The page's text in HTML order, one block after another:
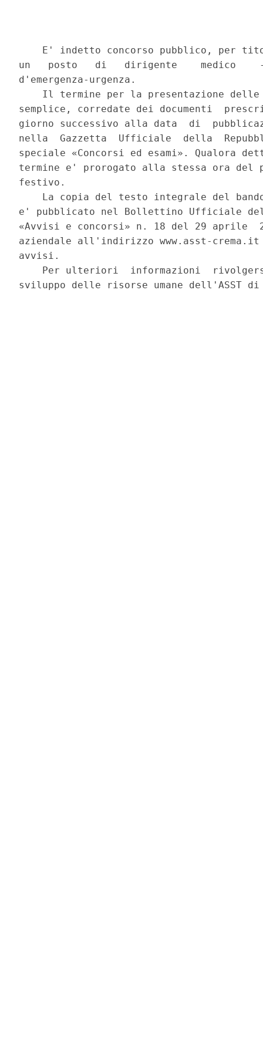
E' indetto concorso pubblico, per
un   posto   di   dirigente    medico
d'emergenza-urgenza.
Il termine per la presentazione
semplice, corredate dei documenti
giorno successivo alla data  di
nella  Gazzetta  Ufficiale  della
speciale «Concorsi ed esami».
termine e' prorogato alla stessa ora del
festivo.
La copia del testo integrale del
e' pubblicato nel Bollettino Ufficiale
«Avvisi e concorsi» n. 18 del 29 aprile
aziendale all'indirizzo www.asst-
avvisi.
Per ulteriori  informazioni
sviluppo delle risorse umane dell'ASST